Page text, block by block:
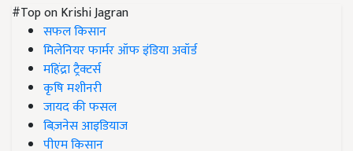
#Top on Krishi Jagran
सफल किसान
मिलेनियर फार्मर ऑफ इंडिया अवॉर्ड
महिंद्रा ट्रैक्टर्स
कृषि मशीनरी
जायद की फसल
बिज़नेस आइडियाज
पीएम किसान